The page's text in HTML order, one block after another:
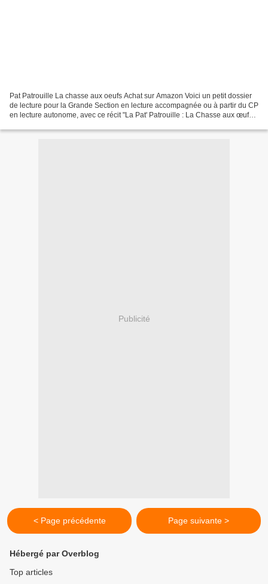
Pat Patrouille La chasse aux oeufs Achat sur Amazon Voici un petit dossier
de lecture pour la Grande Section en lecture accompagnée ou à partir du CP
en lecture autonome, avec ce récit "La Pat' Patrouille : La Chasse aux œufs"
Publicité
< Page précédente Page suivante >
Hébergé par Overblog
Top articles